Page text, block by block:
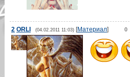
0
2 ORLI (04.02.2011 11:03)[Материал]